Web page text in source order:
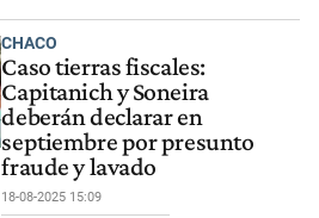
CHACO
Caso tierras fiscales:
Capitanich y Soneira
deberán declarar en
septiembre por presunto
fraude y lavado
18-08-2025 15:09